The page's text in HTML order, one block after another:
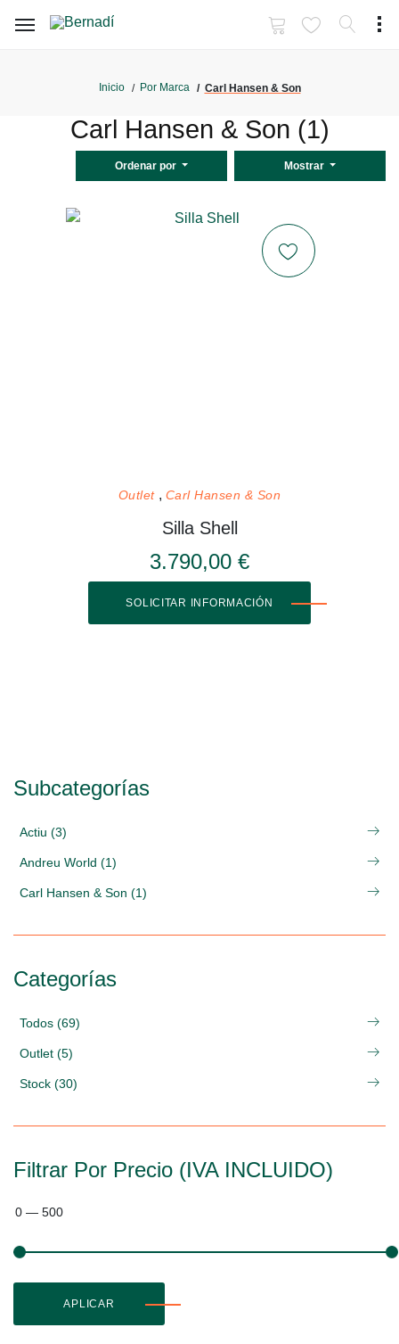
Inicio Por Marca Carl Hansen & Son
Carl Hansen & Son (1)
Ordenar por Mostrar
Outlet Carl Hansen & Son
Silla Shell
3.790,00 €
SOLICITAR INFORMACIÓN
Subcategorías
Actiu (3)
Andreu World (1)
Carl Hansen & Son (1)
Categorías
Todos (69)
Outlet (5)
Stock (30)
Filtrar Por Precio (IVA INCLUIDO)
0 — 500
APLICAR